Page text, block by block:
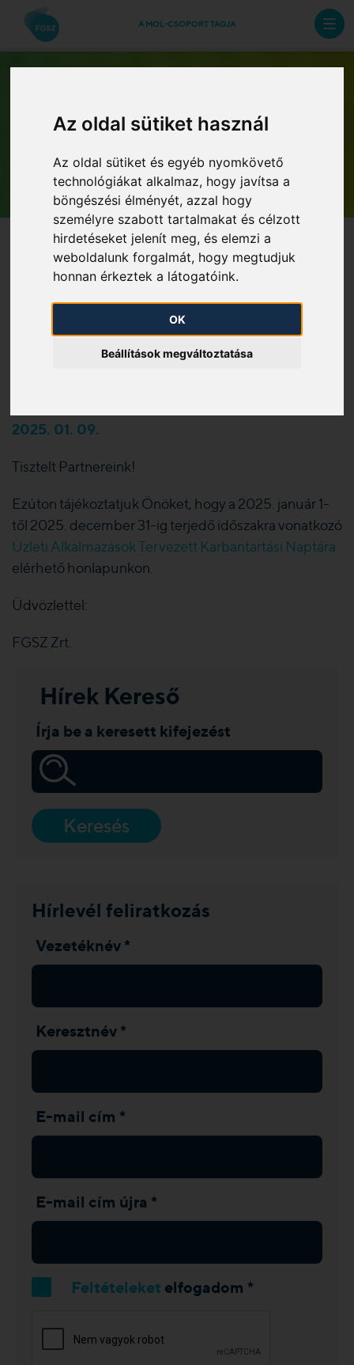
Az oldal sütiket használ
Az oldal sütiket és egyéb nyomkövető
technológiákat alkalmaz, hogy javítsa a
böngészési élményét, azzal hogy
személyre szabott tartalmakat és célzott
hirdetéseket jelenít meg, és elemzi a
weboldalunk forgalmát, hogy megtudjuk
honnan érkeztek a látogatóink.
OK
Beállítások megváltoztatása
A MOL-CSOPORT TAGJA
Archív hírlevelek
Üzleti Alkalmazások
Tervezett Karbantartási
2025. 01. 09.
Tisztelt Partnereink!
Ezúton tájékoztatjuk Önöket, hogy a 2025. január 1-
től 2025. december 31-ig terjedő időszakra vonatkozó
Üzleti Alkalmazások Tervezett Karbantartási Naptára
elérhető honlapunkon.
Üdvözlettel:
FGSZ Zrt.
Hírek Kereső
Írja be a keresett kifejezést
Keresés
Hírlevél feliratkozás
Vezetéknév *
Keresztnév *
E-mail cím *
E-mail cím újra *
Feltételeket elfogadom *